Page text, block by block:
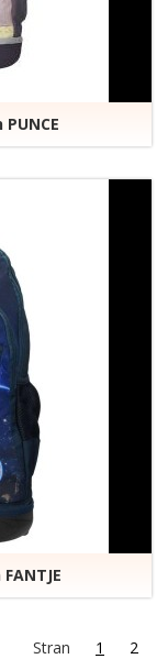
Stran 1 2